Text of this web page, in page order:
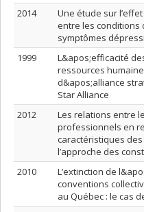
2014
Une étude sur
entre les conditions
symptômes
1999
L&apos;efficacité
ressources
d&apos;alliance
Star Alliance
2012
Les relations entre
professionnels en
caractéristiques
l’approche des
2010
L’extinction de
conventions
au Québec : le cas